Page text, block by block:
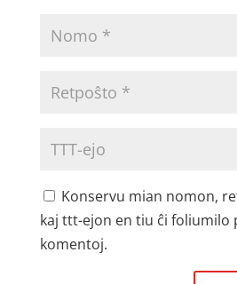
Konservu mian nomon,
kaj ttt-ejon en tiu ĉi foliumilo
komentoj.